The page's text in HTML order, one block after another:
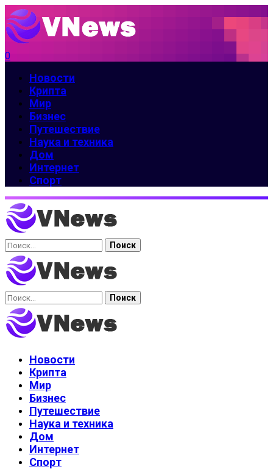
0
Новости
Крипта
Мир
Бизнес
Путешествие
Наука и техника
Дом
Интернет
Спорт
Найти:
Найти:
Новости
Крипта
Мир
Бизнес
Путешествие
Наука и техника
Дом
Интернет
Спорт